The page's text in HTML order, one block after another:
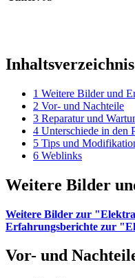
Inhaltsverzeichnis
1 Weitere Bilder und
2 Vor- und Nachteile
3 Reparatur und
4 Unterschiede in den
5 Tips und
6 Weblinks
Weitere Bilder
Weitere Bilder zur
Erfahrungsberichte zur
Vor- und